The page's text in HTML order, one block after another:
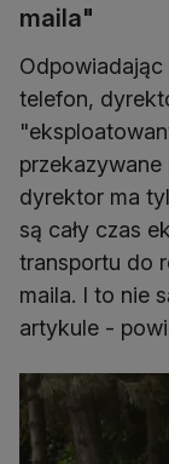
maila"
telefon,
dyrektor ma
są cały czas
transportu do
maila. I to nie
artykule -